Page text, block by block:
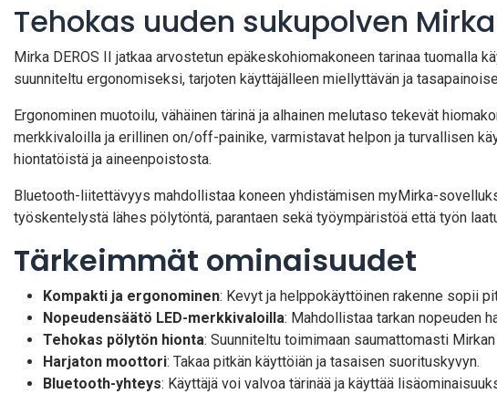
Tehokas uuden sukupolven
Mirka DEROS II jatkaa arvostetun epäkeskohiomakoneen tarinaa tuomalla
suunniteltu ergonomiseksi, tarjoten käyttäjälleen miellyttävän ja
Ergonominen muotoilu, vähäinen tärinä ja alhainen melutaso tekevät
merkkivaloilla ja erillinen on/off-painike, varmistavat helpon ja turvallisen
hiontatöistä ja aineenpoistosta.
Bluetooth-liitettävyys mahdollistaa koneen yhdistämisen myMirka-
työskentelystä lähes pölytöntä, parantaen sekä työympäristöä että työn
Tärkeimmät ominaisuudet
Kompakti ja ergonominen: Kevyt ja helppokäyttöinen rakenne sopii
Nopeudensäätö LED-merkkivaloilla: Mahdollistaa tarkan nopeuden
Tehokas pölytön hionta: Suunniteltu toimimaan saumattomasti
Harjaton moottori: Takaa pitkän käyttöiän ja tasaisen suorituskyvyn.
Bluetooth-yhteys: Käyttäjä voi valvoa tärinää ja käyttää